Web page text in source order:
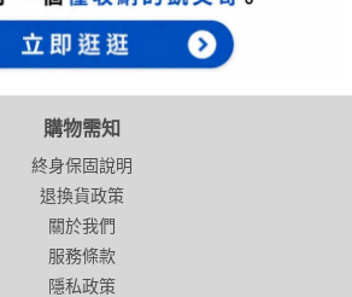
購物需知
終身保固說明
退換貨政策
關於我們
服務條款
隱私政策